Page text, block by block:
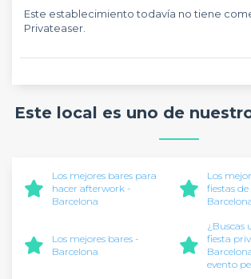
Este establecimiento todavía no tiene
Privateaser.
Este local es uno de
Los mejores bares para
hacer afterwork -
Barcelona
Los
fiestas
Los mejores bares -
Barcelona
¿Buscas
fiesta
evento